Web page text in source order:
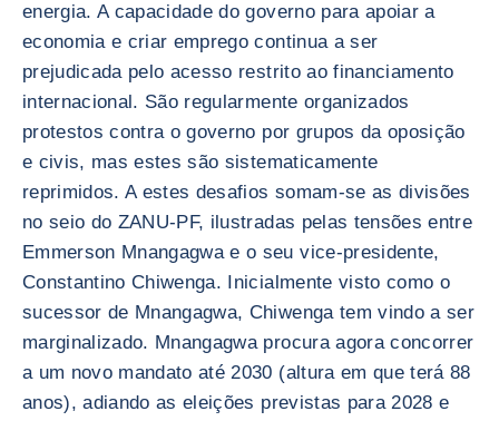
energia. A capacidade do governo para apoiar a
economia e criar emprego continua a ser
prejudicada pelo acesso restrito ao financiamento
internacional. São regularmente organizados
protestos contra o governo por grupos da oposição
e civis, mas estes são sistematicamente
reprimidos. A estes desafios somam-se as divisões
no seio do ZANU-PF, ilustradas pelas tensões entre
Emmerson Mnangagwa e o seu vice-presidente,
Constantino Chiwenga. Inicialmente visto como o
sucessor de Mnangagwa, Chiwenga tem vindo a ser
marginalizado. Mnangagwa procura agora concorrer
a um novo mandato até 2030 (altura em que terá 88
anos), adiando as eleições previstas para 2028 e